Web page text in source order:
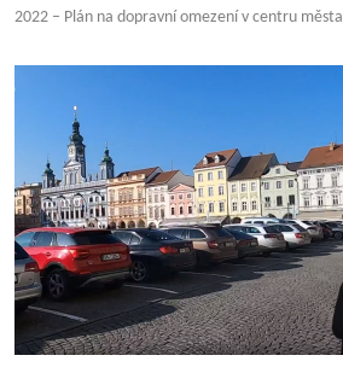
2022 – Plán na dopravní omezení v centru města